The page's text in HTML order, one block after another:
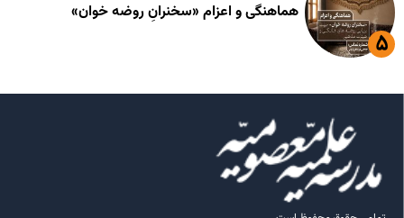
هماهنگی و اعزام «سخنرانِ روضه خوان»